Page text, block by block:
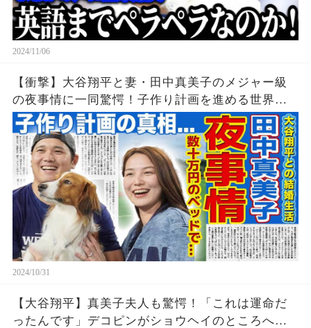
2024/11/06
【衝撃】大谷翔平と妻・田中真美子のメジャー級
の夜事情に一同驚愕！子作り計画を進める世界の
大谷夫婦の現在...奥様会で全ての会計を払わなけれ
ばいけないマミコ夫人の本音とは...‌
2024/10/31
【大谷翔平】真美子夫人も驚愕！「これは運命だ
ったんです」デコピンがショウヘイのところへ来